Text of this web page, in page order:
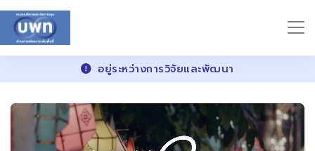
อยู่ระหว่างการวิจัยและพัฒนา